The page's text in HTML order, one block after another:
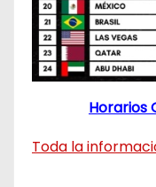
Horarios
Toda la